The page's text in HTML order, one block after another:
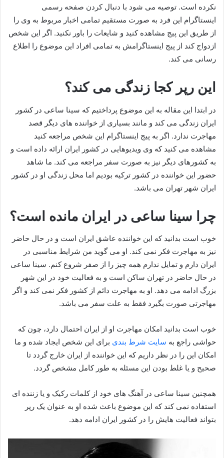
نکرده است. توصیه می شود با دنبال کردن صفحه رسمی
اینستاگرام این فرد به صورت مستقیم تمامی اخبار مربوط به وی را
از طریق این پیج مشاهده کنید و شایعات را باور نکنید. اگر این شخص
ازدواج کند از پیج اینستاگرامش به تمامی افراد این موضوع را اطلاع
رسانی می کند.
این رپر کجا زندگی می کند؟
در ابتدا این مقاله به این موضوع پرداختیم که سینا ساعی در کشور
ایران زندگی می کند و مانند بسیاری از خواننده های دیگر قصد
مهاجرت ندارد. اگر به پیج اینستاگرام این شخص مراجعه کنید
مشاهده می کنید که وی ویدیوهایی در کشور ایران ارائه داده است و
به کشورهای دیگر نیز به صورت سفر مراجعه می کند‌. ما شاهد
حضور این خواننده در کشور ترکیه بودیم اما محل زندگی او در کشور
ایران شهر تهران می باشد.
چرا سینا ساعی در ایران مانده است؟
خوب است بدانید که این خواننده عاشق ایران است و در حال حاضر
نیز به مهاجرت فکر نمی کند. او می گوید من شرایط مناسبی در
ایران دارم و تمایل ندارم همه چیز را از صفر شروع کنم. سینا ساعی
در حال حاضر در تهران ساکن است و به فعالیت خود در این شهر
بزرگ ادامه می دهد. او به مهاجرت دائم از کشور فکر نمی کند و اگر
مهاجرتی صورت بگیرد فقط به علت سفر می باشد.
خوب است بدانید امکان مهاجرت او از ایران احتمال دارد، چون که
حواشی راجع به سایت شرط بندی برای این شخص ایجاد شده و ما
امکان این را در نظر داریم که این خواننده از ایران خارج گردد تا
صحیح و یا غلط بودن این مسئله به طور کامل مشخص گردد.
همچنین سینا ساعی در آهنگ های خود از کلمات رکیک و یا زننده‌ ای
استفاده نمی‌ کند که این موضوع باعث شده او به عنوان یک رپر
بتواند فعالیت‌ هایش را در کشور ایران ادامه دهد.